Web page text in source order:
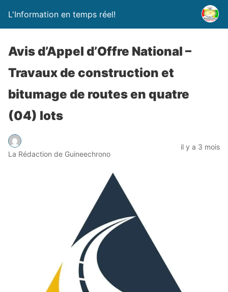
L'Information en temps réel!
Avis d’Appel d’Offre National –
Travaux de construction et
bitumage de routes en quatre
(04) lots
La Rédaction de Guineechrono
il y a 3 mois